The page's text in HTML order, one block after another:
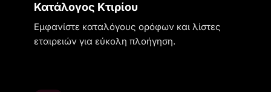
Κατάλογος Κτιρίου
Εμφανίστε καταλόγους ορόφων και λίστες
εταιρειών για εύκολη πλοήγηση.